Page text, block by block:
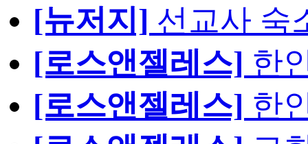
[뉴저지] 선교사 숙
[로스앤젤레스] 한
[로스앤젤레스] 한